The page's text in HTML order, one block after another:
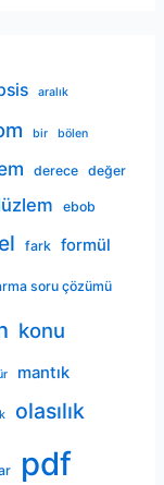
aralık
bir bölen
derece değer
ebob
fark formül
soru çözümü
konu
mantık
olasılık
pdf